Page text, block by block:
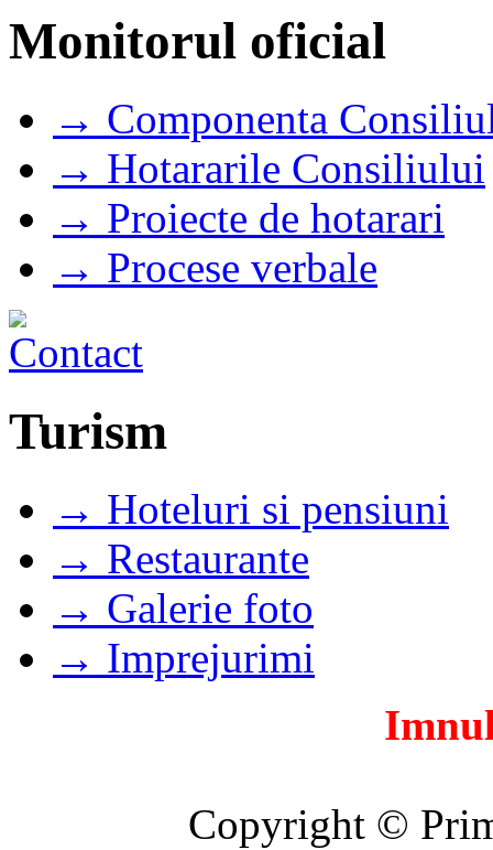
Monitorul oficial
→ Componenta
→ Hotararile Consiliului
→ Proiecte de hotarari
→ Procese verbale
Turism
→ Hoteluri si pensiuni
→ Restaurante
→ Galerie foto
→ Imprejurimi
Copyright ©